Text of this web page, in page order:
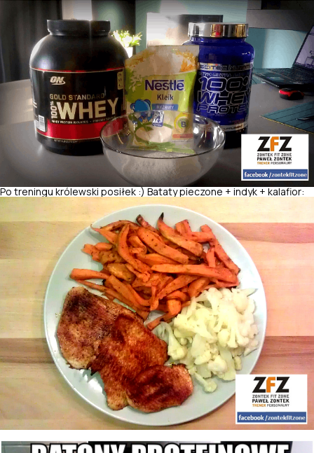
Po treningu królewski posiłek :) Bataty pieczone + indyk + kalafior: